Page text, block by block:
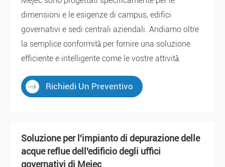
dimensioni e le esigenze di campus, edifici
governativi e sedi centrali aziendali. Andiamo oltre
la semplice conformità per fornire una soluzione
efficiente e intelligente come le vostre attività.
Richiedi Un Preventivo
Soluzione per l'impianto di depurazione delle
acque reflue dell'edificio degli uffici
governativi di Mejec